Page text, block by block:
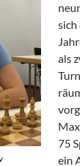
sich
als
75
ein